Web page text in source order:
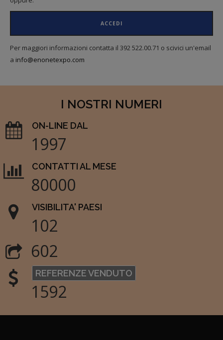
ACCEDI
Per maggiori informazioni contatta il 392 522.00.71 o scivici un'email
a info@enonetexpo.com
I NOSTRI NUMERI
ON-LINE DAL
1997
CONTATTI AL MESE
80000
VISIBILITA' PAESI
102
602
REFERENZE VENDUTO
1592